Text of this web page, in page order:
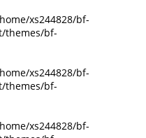
xs244828/bf-
themes/bf-
xs244828/bf-
themes/bf-
xs244828/bf-